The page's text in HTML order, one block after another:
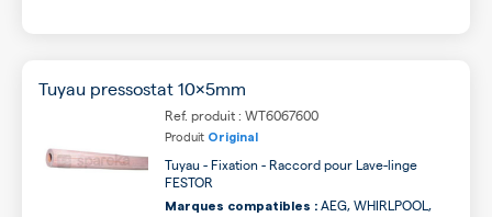
Tuyau pressostat 10x5mm
Ref. produit : WT6067600
Produit Original
Tuyau - Fixation - Raccord pour Lave-linge
FESTOR
Marques compatibles : AEG, WHIRLPOOL,